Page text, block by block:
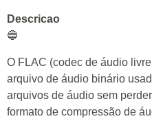
Descricao
🔵
O FLAC (codec de áudio
arquivo de áudio binário
arquivos de áudio sem
formato de compressão de